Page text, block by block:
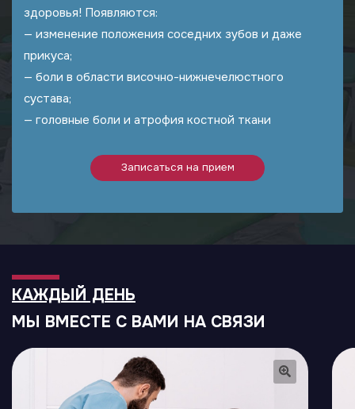
здоровья! Появляются:
— изменение положения соседних зубов и даже
прикуса;
— боли в области височно-нижнечелюстного
сустава;
— головные боли и атрофия костной ткани
Записаться на прием
КАЖДЫЙ ДЕНЬ
МЫ ВМЕСТЕ С ВАМИ НА СВЯЗИ